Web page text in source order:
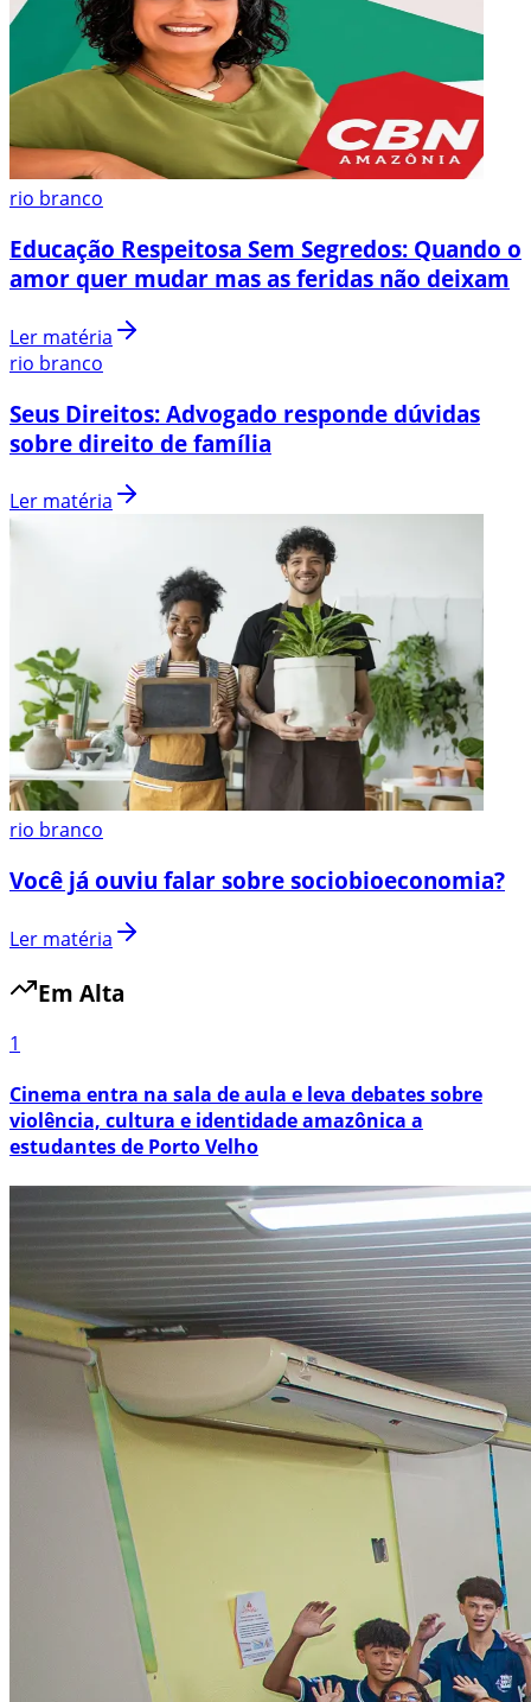
rio branco
Educação Respeitosa Sem Segredos: Quando o
amor quer mudar mas as feridas não deixam
Ler matéria
rio branco
Seus Direitos: Advogado responde dúvidas
sobre direito de família
Ler matéria
rio branco
Você já ouviu falar sobre sociobioeconomia?
Ler matéria
Em Alta
1
Cinema entra na sala de aula e leva debates sobre
violência, cultura e identidade amazônica a
estudantes de Porto Velho